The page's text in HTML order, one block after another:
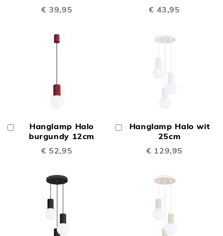
€ 39,95 € 43,95
Hanglamp Halo
burgundy 12cm
€ 52,95
Winkelwagen
Hanglamp Halo wit
25cm
€ 129,95
In
Winkelwagen